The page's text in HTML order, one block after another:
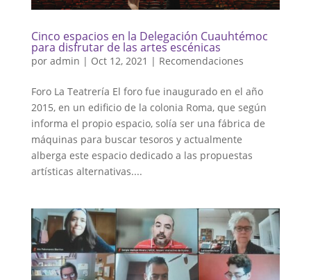
Cinco espacios en la Delegación Cuauhtémoc
para disfrutar de las artes escénicas
por admin | Oct 12, 2021 | Recomendaciones
Foro La Teatrería El foro fue inaugurado en el año
2015, en un edificio de la colonia Roma, que según
informa el propio espacio, solía ser una fábrica de
máquinas para buscar tesoros y actualmente
alberga este espacio dedicado a las propuestas
artísticas alternativas....